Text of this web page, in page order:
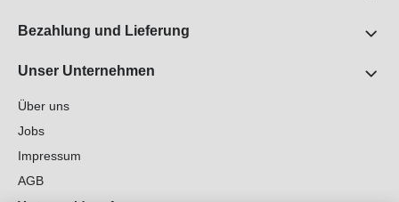
Bezahlung und Lieferung
Unser Unternehmen
Über uns
Jobs
Impressum
AGB